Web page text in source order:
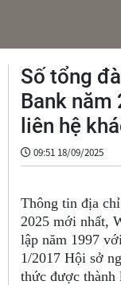
Số tổng
Bank năm
liên hệ
09:51 18/09/2025
Thông tin địa
2025 mới nhất,
lập năm 1997
1/2017 Hội sở
thức được thành